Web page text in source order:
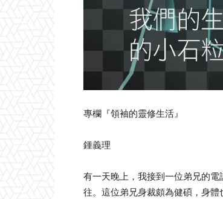
專欄『領袖的靈修生活』
鍾義理
有一天晚上，我接到一位弟兄的
往。這位弟兄身裁頗為健碩，身